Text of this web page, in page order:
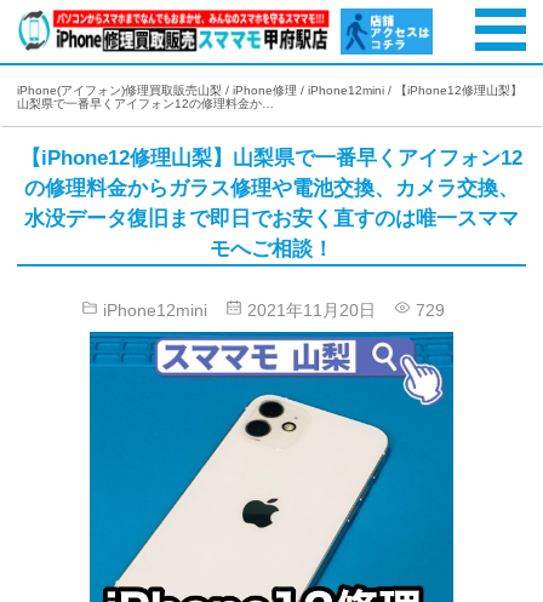
iPhone(アイフォン)修理買取販売山梨 / iPhone修理 / iPhone12mini /
【iPhone12修理山梨】
山梨県で一番早くアイフォン12の修理料金か…
【iPhone12修理山梨】山梨県で一番早くアイフォン12
の修理料金からガラス修理や電池交換、カメラ交換、
水没データ復旧まで即日でお安く直すのは唯一スママ
モへご相談！
iPhone12mini 2021年11月20日 729